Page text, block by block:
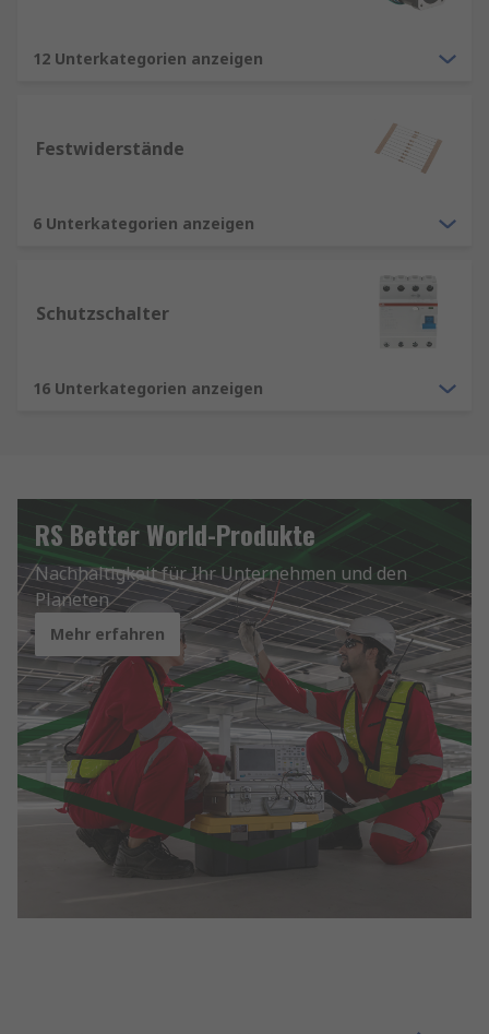
12 Unterkategorien anzeigen
Festwiderstände
6 Unterkategorien anzeigen
Schutzschalter
16 Unterkategorien anzeigen
RS Better World-Produkte
Nachhaltigkeit für Ihr Unternehmen und den
Planeten
Mehr erfahren